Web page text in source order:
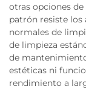
otras opciones
patrón resiste los
normales de
de limpieza
de
estéticas ni
rendimiento a